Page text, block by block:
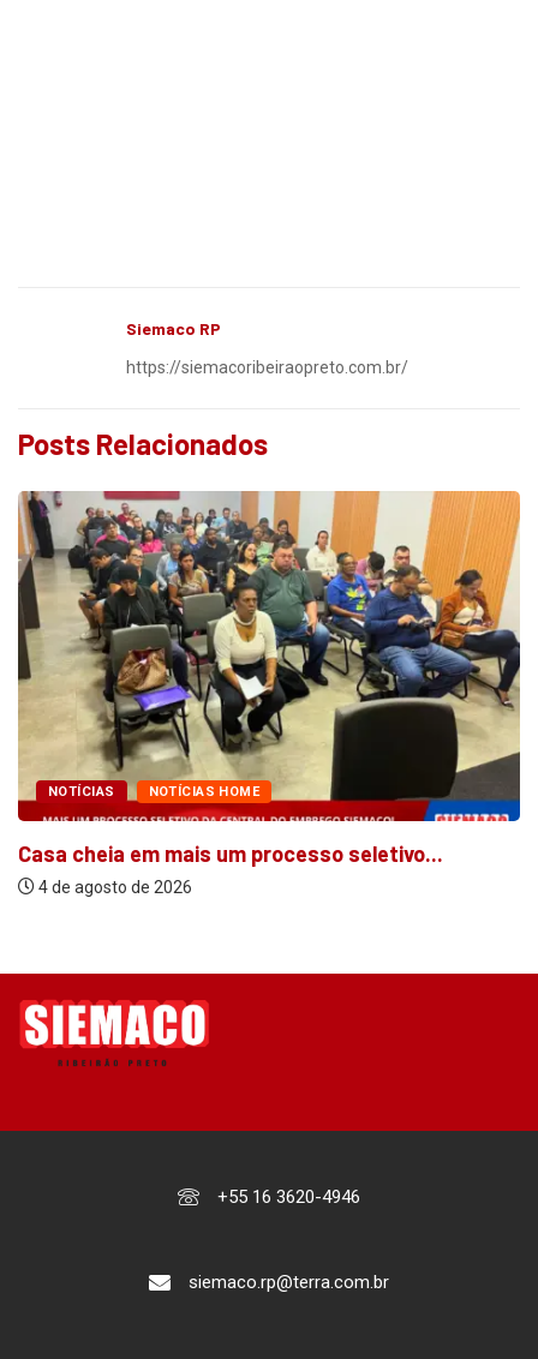
Siemaco RP
https://siemacoribeiraopreto.com.br/
Posts Relacionados
NOTÍCIAS NOTÍCIAS HOME
Casa cheia em mais um processo seletivo...
4 de agosto de 2026
+55 16 3620-4946
siemaco.rp@terra.com.br